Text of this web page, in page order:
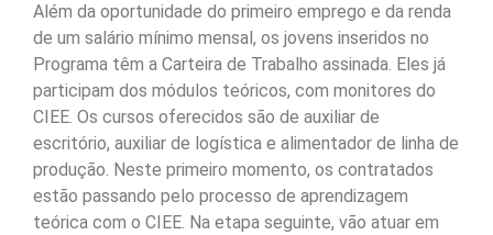
Além da oportunidade do primeiro emprego e da renda
de um salário mínimo mensal, os jovens inseridos no
Programa têm a Carteira de Trabalho assinada. Eles já
participam dos módulos teóricos, com monitores do
CIEE. Os cursos oferecidos são de auxiliar de
escritório, auxiliar de logística e alimentador de linha de
produção. Neste primeiro momento, os contratados
estão passando pelo processo de aprendizagem
teórica com o CIEE. Na etapa seguinte, vão atuar em